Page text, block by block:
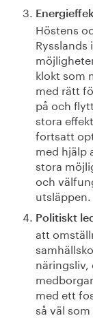
Höstens
Rysslands
klokt som
med rätt
på och
stora
fortsatt
med hjälp
stora
och
utsläppen.
Politiskt
att
näringsliv,
med ett
så väl